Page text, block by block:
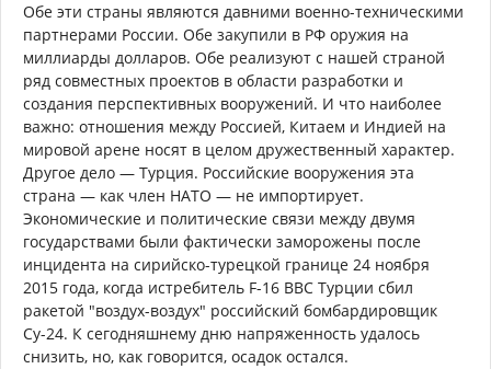
Обе эти страны являются давними военно-техническими
партнерами России. Обе закупили в РФ оружия на
миллиарды долларов. Обе реализуют с нашей страной
ряд совместных проектов в области разработки и
создания перспективных вооружений. И что наиболее
важно: отношения между Россией, Китаем и Индией на
мировой арене носят в целом дружественный характер.
Другое дело — Турция. Российские вооружения эта
страна — как член НАТО — не импортирует.
Экономические и политические связи между двумя
государствами были фактически заморожены после
инцидента на сирийско-турецкой границе 24 ноября
2015 года, когда истребитель F-16 ВВС Турции сбил
ракетой "воздух-воздух" российский бомбардировщик
Су-24. К сегодняшнему дню напряженность удалось
снизить, но, как говорится, осадок остался.